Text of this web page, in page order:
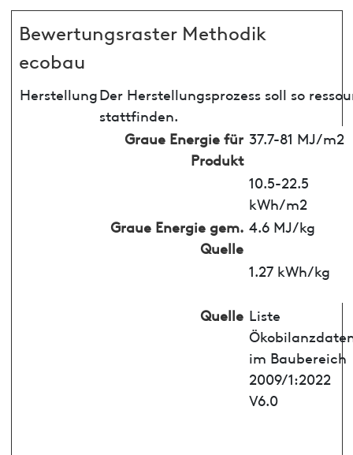
Bewertungsraster Methodik
ecobau
HerstellungDer Herstellungsprozess soll so
stattfinden.
Graue Energie für
Produkt
37.7-81 MJ/m2
10.5-22.5
kWh/m2
Graue Energie gem.
Quelle
4.6 MJ/kg
1.27 kWh/kg
Quelle Liste
im Baubereich
2009/1:2022
V6.0